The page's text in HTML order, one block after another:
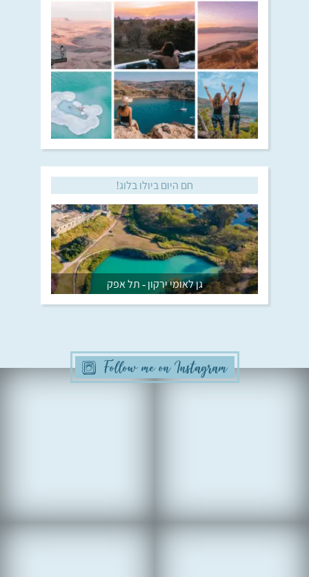
חם היום ביולו בלוג!
גן לאומי ירקון - תל אפק
Follow me on Instagram